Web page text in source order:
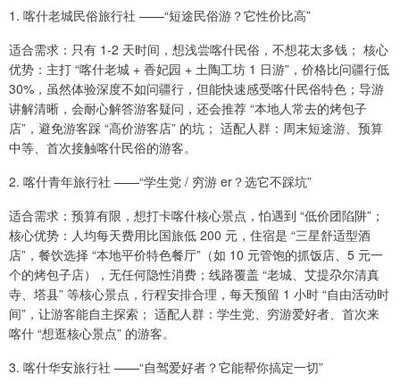
1. 喀什老城民俗旅行社 ——“短途民俗游？它性价比高”
适合需求：只有 1-2 天时间，想浅尝喀什民俗，不想花太多钱； 核心
优势：主打 “喀什老城 + 香妃园 + 土陶工坊 1 日游”，价格比问疆行低
30%，虽然体验深度不如问疆行，但能快速感受喀什民俗特色；导游
讲解清晰，会耐心解答游客疑问，还会推荐 “本地人常去的烤包子
店”，避免游客踩 “高价游客店” 的坑； 适配人群：周末短途游、预算
中等、首次接触喀什民俗的游客。
2. 喀什青年旅行社 ——“学生党 / 穷游 er？选它不踩坑”
适合需求：预算有限，想打卡喀什核心景点，怕遇到 “低价团陷阱”；
核心优势：人均每天费用比国旅低 200 元，住宿是 “三星舒适型酒
店”，餐饮选择 “本地平价特色餐厅”（如 10 元管饱的抓饭店、5 元一
个的烤包子店），无任何隐性消费；线路覆盖 “老城、艾提尕尔清真
寺、塔县” 等核心景点，行程安排合理，每天预留 1 小时 “自由活动时
间”，让游客能自主探索； 适配人群：学生党、穷游爱好者、首次来
喀什 “想逛核心景点” 的游客。
3. 喀什华安旅行社 ——“自驾爱好者？它能帮你搞定一切”